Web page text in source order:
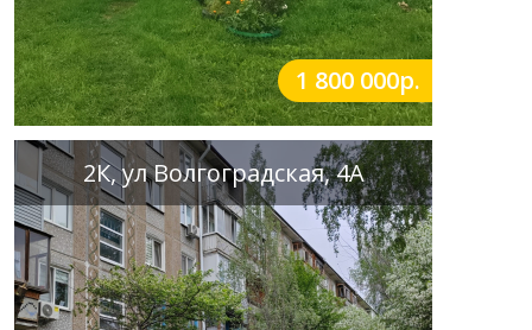
1 800 000р.
2К, ул Волгоградская, 4А